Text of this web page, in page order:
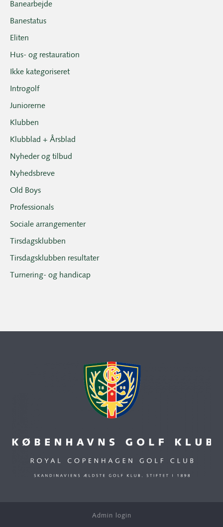
Banearbejde
Banestatus
Eliten
Hus- og restauration
Ikke kategoriseret
Introgolf
Juniorerne
Klubben
Klubblad + Årsblad
Nyheder og tilbud
Nyhedsbreve
Old Boys
Professionals
Sociale arrangementer
Tirsdagsklubben
Tirsdagsklubben resultater
Turnering- og handicap
Admin login